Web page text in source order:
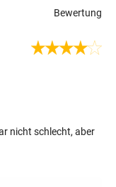
Bewertung
nicht schlecht, aber